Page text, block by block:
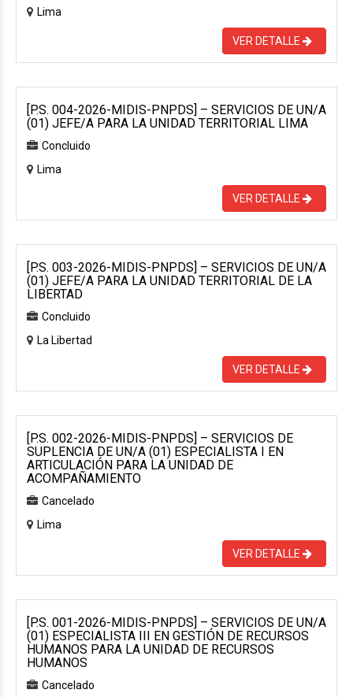
Lima
VER DETALLE
[P.S. 004-2026-MIDIS-PNPDS] – SERVICIOS DE UN/A
(01) JEFE/A PARA LA UNIDAD TERRITORIAL LIMA
Concluido
Lima
VER DETALLE
[P.S. 003-2026-MIDIS-PNPDS] – SERVICIOS DE UN/A
(01) JEFE/A PARA LA UNIDAD TERRITORIAL DE LA
LIBERTAD
Concluido
La Libertad
VER DETALLE
[P.S. 002-2026-MIDIS-PNPDS] – SERVICIOS DE
SUPLENCIA DE UN/A (01) ESPECIALISTA I EN
ARTICULACIÓN PARA LA UNIDAD DE
ACOMPAÑAMIENTO
Cancelado
Lima
VER DETALLE
[P.S. 001-2026-MIDIS-PNPDS] – SERVICIOS DE UN/A
(01) ESPECIALISTA III EN GESTIÓN DE RECURSOS
HUMANOS PARA LA UNIDAD DE RECURSOS
HUMANOS
Cancelado